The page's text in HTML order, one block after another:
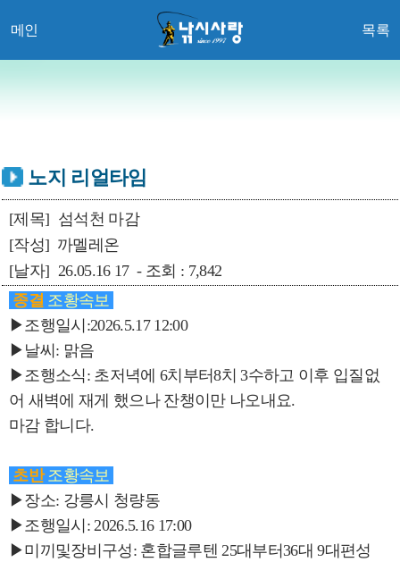
메인 목록
노지 리얼타임
[제목] 섬석천 마감
[작성] 까멜레온
[날자] 26.05.16 17 - 조회 : 7,842
종결 조황속보
▶조행일시:2026.5.17 12:00
▶날씨: 맑음
▶조행소식: 초저녁에 6치부터8치 3수하고 이후 입질없
어 새벽에 재게 했으나 잔챙이만 나오내요.
마감 합니다.
초반 조황속보
▶장소: 강릉시 청량동
▶조행일시: 2026.5.16 17:00
▶미끼및장비구성: 혼합글루텐 25대부터36대 9대편성